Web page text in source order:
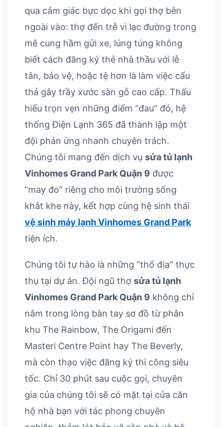
qua cảm giác bực dọc khi gọi thợ bên
ngoài vào: thợ đến trễ vì lạc đường trong
mê cung hầm gửi xe, lúng túng không
biết cách đăng ký thẻ nhà thầu với lễ
tân, bảo vệ, hoặc tệ hơn là làm việc cẩu
thả gây trầy xước sàn gỗ cao cấp. Thấu
hiểu trọn vẹn những điểm “đau” đó, hệ
thống Điện Lạnh 365 đã thành lập một
đội phản ứng nhanh chuyên trách.
Chúng tôi mang đến dịch vụ sửa tủ lạnh
Vinhomes Grand Park Quận 9 được
“may đo” riêng cho môi trường sống
khắt khe này, kết hợp cùng hệ sinh thái
vệ sinh máy lạnh Vinhomes Grand Park
tiện ích.
Chúng tôi tự hào là những “thổ địa” thực
thụ tại dự án. Đội ngũ thợ sửa tủ lạnh
Vinhomes Grand Park Quận 9 không chỉ
nắm trong lòng bàn tay sơ đồ từ phân
khu The Rainbow, The Origami đến
Masteri Centre Point hay The Beverly,
mà còn thạo việc đăng ký thi công siêu
tốc. Chỉ 30 phút sau cuộc gọi, chuyên
gia của chúng tôi sẽ có mặt tại cửa căn
hộ nhà bạn với tác phong chuyên